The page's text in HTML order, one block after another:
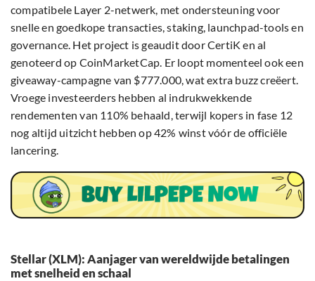
compatibele Layer 2-netwerk, met ondersteuning voor
snelle en goedkope transacties, staking, launchpad-tools en
governance. Het project is geaudit door CertiK en al
genoteerd op CoinMarketCap. Er loopt momenteel ook een
giveaway-campagne van $777.000, wat extra buzz creëert.
Vroege investeerders hebben al indrukwekkende
rendementen van 110% behaald, terwijl kopers in fase 12
nog altijd uitzicht hebben op 42% winst vóór de officiële
lancering.
Stellar (XLM): Aanjager van wereldwijde betalingen
met snelheid en schaal